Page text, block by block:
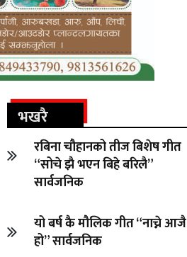
भखरै
रबिना चौहानको तीज बिशेष गीत
“सोचे झै भएन बिहे बरिलै”
सार्वजनिक
यो बर्ष कै मौलिक गीत “नाच्ने आजै
हो” सार्वजनिक